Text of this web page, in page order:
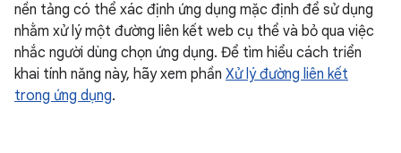
nền tảng có thể xác định ứng dụng mặc định để sử dụng
nhằm xử lý một đường liên kết web cụ thể và bỏ qua việc
nhắc người dùng chọn ứng dụng. Để tìm hiểu cách triển
khai tính năng này, hãy xem phần Xử lý đường liên kết
trong ứng dụng.